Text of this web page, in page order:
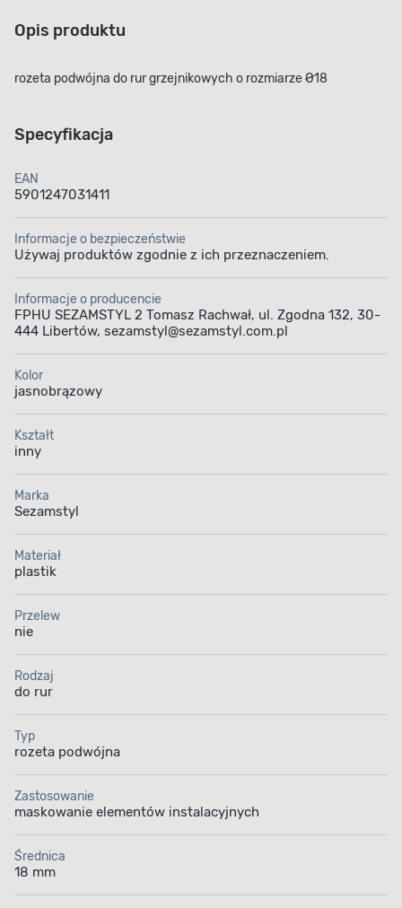
Opis produktu
rozeta podwójna do rur grzejnikowych o rozmiarze Ø18
Specyfikacja
EAN
5901247031411
Informacje o bezpieczeństwie
Używaj produktów zgodnie z ich przeznaczeniem.
Informacje o producencie
FPHU SEZAMSTYL 2 Tomasz Rachwał, ul. Zgodna 132, 30-
444 Libertów, sezamstyl@sezamstyl.com.pl
Kolor
jasnobrązowy
Kształt
inny
Marka
Sezamstyl
Materiał
plastik
Przelew
nie
Rodzaj
do rur
Typ
rozeta podwójna
Zastosowanie
maskowanie elementów instalacyjnych
Średnica
18 mm